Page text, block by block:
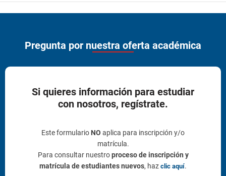
Pregunta por nuestra oferta académica
Si quieres información para estudiar
con nosotros, regístrate.
Este formulario NO aplica para inscripción y/o
matrícula.
Para consultar nuestroproceso de inscripción y
matrícula de estudiantes nuevos, haz clic aquí.